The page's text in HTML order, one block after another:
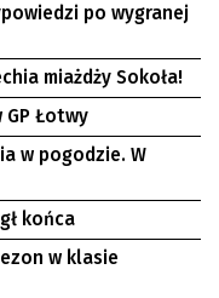
po wygranej
miażdży Sokoła!
GP Łotwy
w pogodzie. W
końca
w klasie